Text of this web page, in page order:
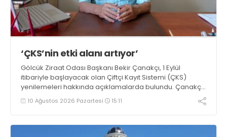
‘ÇKS’nin etki alanı artıyor’
Gölcük Ziraat Odası Başkanı Bekir Çanakçı, 1 Eylül
itibariyle başlayacak olan Çiftçi Kayıt Sistemi (ÇKS)
yenilemeleri hakkında açıklamalarda bulundu. Çanakçı,
“Çiftçi Kayıt Sistemi formatı, yaygınlaşması ve etki alanı
her yıl artarak devam etmektedir” dedi
10 Ağustos 2026 Pazartesi 15:11